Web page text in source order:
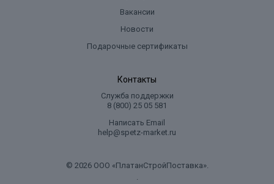
Вакансии
Новости
Подарочные сертификаты
Контакты
Служба поддержки
8 (800) 25 05 581
Написать Email
help@spetz-market.ru
© 2026 ООО «ПлатанСтройПоставка».
.